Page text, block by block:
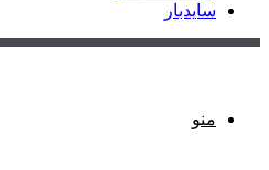
سایدبار
منو